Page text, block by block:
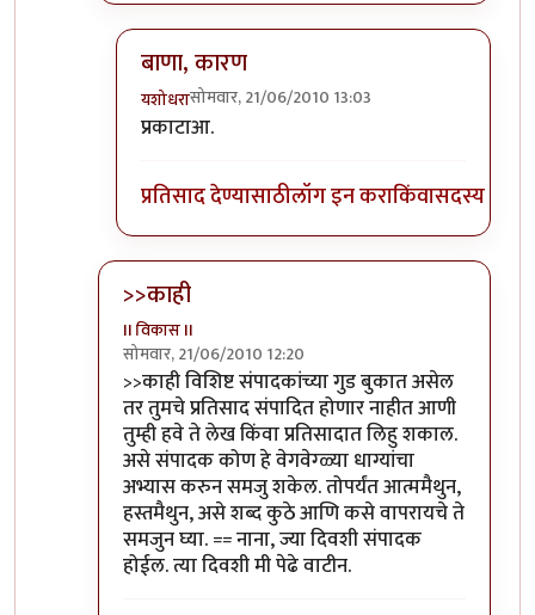
बाणा, कारण
यशोधरासोमवार, 21/06/2010 13:03
In reply to
प्रकाटाआ.
प्रतिसाद देण्यासाठीलॉग इन कराकिंवासदस्य व्हा
>>काही
II विकास II
सोमवार, 21/06/2010 12:20
In reply toआणि बिचाराbyअवलिया
>>काही विशिष्ट संपादकांच्या गुड बुकात असेल
तर तुमचे प्रतिसाद संपादित होणार नाहीत आणी
तुम्ही हवे ते लेख किंवा प्रतिसादात लिहु शकाल.
असे संपादक कोण हे वेगवेग्ळ्या धाग्यांचा
अभ्यास करुन समजु शकेल. तोपर्यंत आत्ममैथुन,
हस्तमैथुन, असे शब्द कुठे आणि कसे वापरायचे ते
समजुन घ्या. == नाना, ज्या दिवशी संपादक
होईल. त्या दिवशी मी पेढे वाटीन.